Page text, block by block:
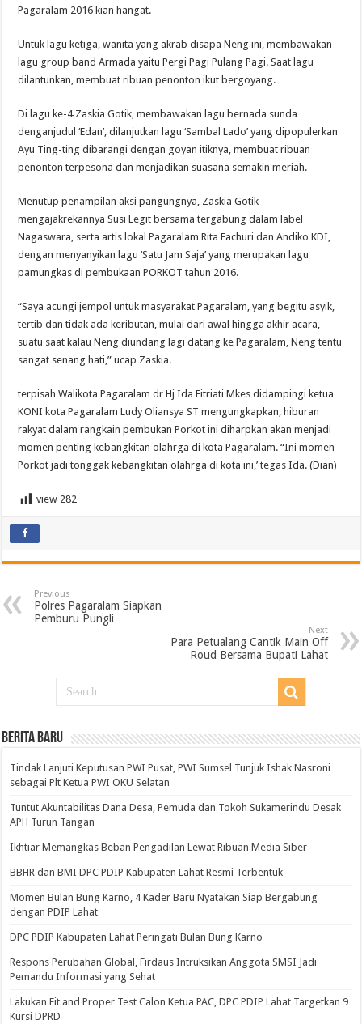
Pagaralam 2016 kian hangat.
Untuk lagu ketiga, wanita yang akrab disapa Neng ini, membawakan
lagu group band Armada yaitu Pergi Pagi Pulang Pagi. Saat lagu
dilantunkan, membuat ribuan penonton ikut bergoyang.
Di lagu ke-4 Zaskia Gotik, membawakan lagu bernada sunda
denganjudul ‘Edan’, dilanjutkan lagu ‘Sambal Lado’ yang dipopulerkan
Ayu Ting-ting dibarangi dengan goyan itiknya, membuat ribuan
penonton terpesona dan menjadikan suasana semakin meriah.
Menutup penampilan aksi pangungnya, Zaskia Gotik
mengajakrekannya Susi Legit bersama tergabung dalam label
Nagaswara, serta artis lokal Pagaralam Rita Fachuri dan Andiko KDI,
dengan menyanyikan lagu ‘Satu Jam Saja’ yang merupakan lagu
pamungkas di pembukaan PORKOT tahun 2016.
“Saya acungi jempol untuk masyarakat Pagaralam, yang begitu asyik,
tertib dan tidak ada keributan, mulai dari awal hingga akhir acara,
suatu saat kalau Neng diundang lagi datang ke Pagaralam, Neng tentu
sangat senang hati,” ucap Zaskia.
terpisah Walikota Pagaralam dr Hj Ida Fitriati Mkes didampingi ketua
KONI kota Pagaralam Ludy Oliansya ST mengungkapkan, hiburan
rakyat dalam rangkain pembukan Porkot ini diharpkan akan menjadi
momen penting kebangkitan olahrga di kota Pagaralam. “Ini momen
Porkot jadi tonggak kebangkitan olahrga di kota ini,’ tegas Ida. (Dian)
view 282
Previous
Polres Pagaralam Siapkan
Pemburu Pungli
Next
Para Petualang Cantik Main Off
Roud Bersama Bupati Lahat
BERITA BARU
Tindak Lanjuti Keputusan PWI Pusat, PWI Sumsel Tunjuk Ishak Nasroni
sebagai Plt Ketua PWI OKU Selatan
Tuntut Akuntabilitas Dana Desa, Pemuda dan Tokoh Sukamerindu Desak
APH Turun Tangan
Ikhtiar Memangkas Beban Pengadilan Lewat Ribuan Media Siber
BBHR dan BMI DPC PDIP Kabupaten Lahat Resmi Terbentuk
Momen Bulan Bung Karno, 4 Kader Baru Nyatakan Siap Bergabung
dengan PDIP Lahat
DPC PDIP Kabupaten Lahat Peringati Bulan Bung Karno
Respons Perubahan Global, Firdaus Intruksikan Anggota SMSI Jadi
Pemandu Informasi yang Sehat
Lakukan Fit and Proper Test Calon Ketua PAC, DPC PDIP Lahat Targetkan 9
Kursi DPRD